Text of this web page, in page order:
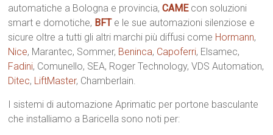
automatiche a Bologna e provincia,CAME con soluzioni
smart e domotiche, BFT e le sue automazioni silenziose e
sicure oltre a tutti gli altri marchi più diffusi come Hormann,
Nice, Marantec, Sommer, Beninca, Capoferri, Elsamec,
Fadini, Comunello, SEA, Roger Technology, VDS Automation,
Ditec, LiftMaster, Chamberlain.
I sistemi di automazione Aprimatic per portone basculante
che installiamo a Baricella sono noti per: